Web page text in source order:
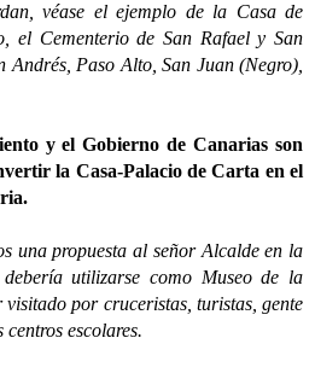
véase el ejemplo de la Casa de
el Cementerio de San Rafael y San
Andrés, Paso Alto, San Juan (Negro),
y el Gobierno de Canarias son
la Casa-Palacio de Carta en el
propuesta al señor Alcalde en la
utilizarse como Museo de la
por cruceristas, turistas, gente
escolares.